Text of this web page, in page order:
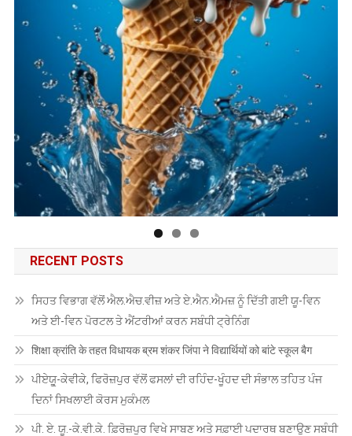
RECENT POSTS
ਸਿਹਤ ਵਿਭਾਗ ਵੱਲੋਂ ਐਲ.ਐਚ.ਵੀਜ਼ ਅਤੇ ਏ.ਐਨ.ਐਮਜ਼ ਨੂੰ ਦਿੱਤੀ ਗਈ ਯੂ-ਵਿਨ
ਅਤੇ ਈ-ਵਿਨ ਪੋਰਟਲ ਤੇ ਐਂਟਰੀਆਂ ਕਰਨ ਸਬੰਧੀ ਟ੍ਰੇਨਿੰਗ
शिक्षा क्रांति के तहत विधायक ब्रम शंकर जिंपा ने विद्यार्थियों को बांटे स्कूल बैग
ਪੀਏਯੂੑ-ਕੇਵੀਕੇ, ਫਿਰੋਜ਼ਪੁਰ ਵੱਲੋਂ ਫਸਲਾਂ ਦੀ ਰਹਿੰਦ-ਖੂੰਹਦ ਦੀ ਸੰਭਾਲ ਤਹਿਤ ਪੰਜ
ਦਿਨਾਂ ਸਿਖਲਾਈ ਕੋਰਸ ਮੁਕੰਮਲ
ਪੀ. ਏ. ਯੂ.-ਕੇ.ਵੀ.ਕੇ. ਫ਼ਿਰੋਜ਼ਪੁਰ ਵਿਖੇ ਸਾਬਣ ਅਤੇ ਸਫ਼ਾਈ ਪਦਾਰਥ ਬਣਾਉਣ ਸਬੰਧੀ